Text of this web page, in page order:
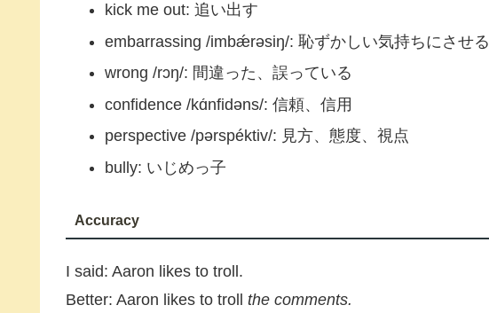
kick me out: 追い出す
embarrassing /imbǽrəsiŋ/: 恥ずかしい気持ちにさせる
wrong /rɔŋ/: 間違った、誤っている
confidence /kɑ́nfidəns/: 信頼、信用
perspective /pərspéktiv/: 見方、態度、視点
bully: いじめっ子
Accuracy
I said: Aaron likes to troll.
Better: Aaron likes to troll the comments.